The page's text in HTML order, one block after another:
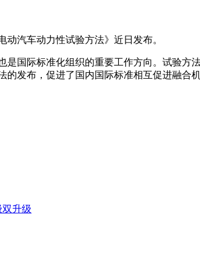
汽车动力性试验方法》近日发布。
国际标准化组织的重要工作方向。试验方
发布，促进了国内国际标准相互促进融合
升级